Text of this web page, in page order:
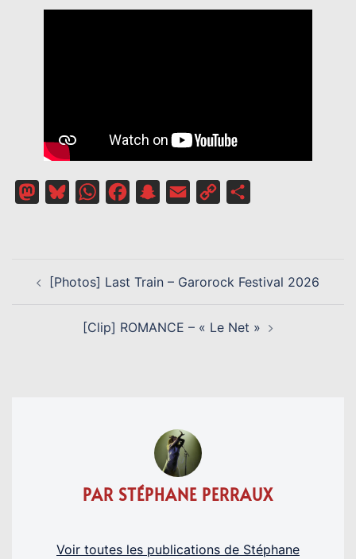
MastodonBlueskyWhatsAppFacebookSnapchat
Email
Copy
D’ARTICLE
[Photos] Last Train – Garorock Festival 2026
[Clip] ROMANCE – « Le Net »
PAR STÉPHANE PERRAUX
Voir toutes les publications de Stéphane